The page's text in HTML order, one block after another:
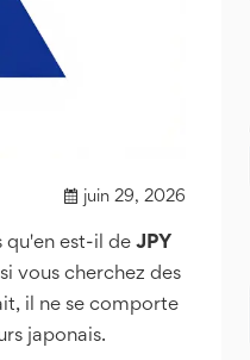
juin 29, 2026
qu'en est-il de JPY
vous cherchez des
il ne se comporte
japonais.